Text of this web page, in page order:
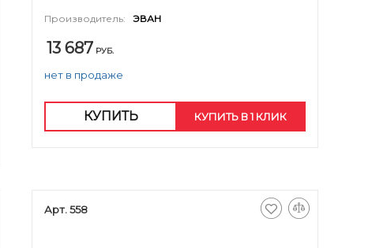
Производитель: ЭВАН
13 687 РУБ.
нет в продаже
КУПИТЬ КУПИТЬ В 1 КЛИК
Арт. 558